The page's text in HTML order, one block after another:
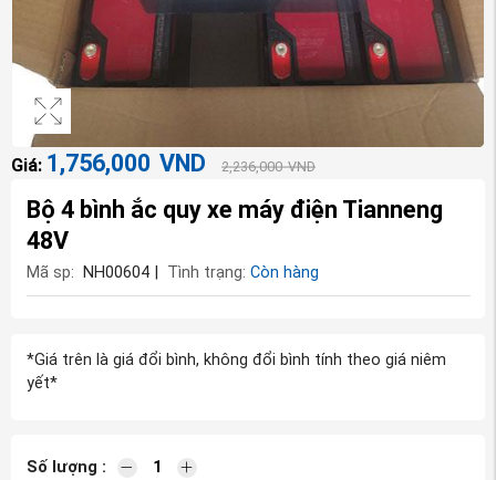
Giá: 1,756,000 VND 2,236,000VND
Bộ 4 bình ắc quy xe máy điện Tianneng
48V
Mã sp: NH00604 Tình trạng: Còn hàng
*Giá trên là giá đổi bình, không đổi bình tính theo giá niêm
yết*
Số lượng :